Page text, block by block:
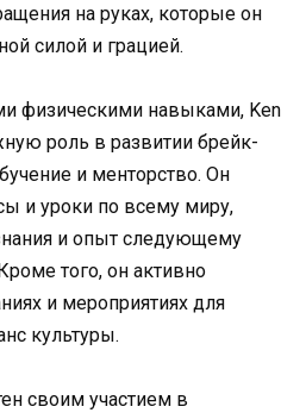
на руках, которые он
силой и грацией.
физическими навыками, Ken
роль в развитии брейк-
и менторство. Он
и уроки по всему миру,
и опыт следующему
того, он активно
и мероприятиях для
культуры.
своим участием в